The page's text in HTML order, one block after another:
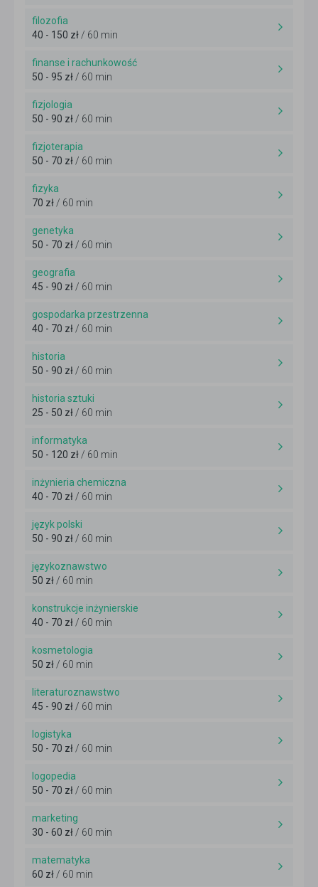
filozofia
40 - 150 zł/ 60 min
finanse i rachunkowość
50 - 95 zł/ 60 min
fizjologia
50 - 90 zł/ 60 min
fizjoterapia
50 - 70 zł/ 60 min
fizyka
70 zł/ 60 min
genetyka
50 - 70 zł/ 60 min
geografia
45 - 90 zł/ 60 min
gospodarka przestrzenna
40 - 70 zł/ 60 min
historia
50 - 90 zł/ 60 min
historia sztuki
25 - 50 zł/ 60 min
informatyka
50 - 120 zł/ 60 min
inżynieria chemiczna
40 - 70 zł/ 60 min
język polski
50 - 90 zł/ 60 min
językoznawstwo
50 zł/ 60 min
konstrukcje inżynierskie
40 - 70 zł/ 60 min
kosmetologia
50 zł/ 60 min
literaturoznawstwo
45 - 90 zł/ 60 min
logistyka
50 - 70 zł/ 60 min
logopedia
50 - 70 zł/ 60 min
marketing
30 - 60 zł/ 60 min
matematyka
60 zł/ 60 min